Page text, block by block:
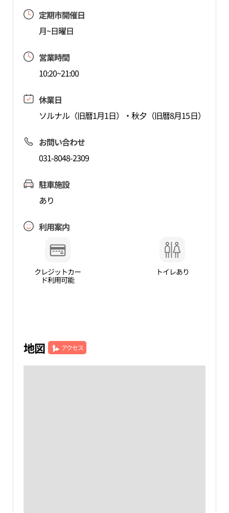
定期市開催日
月~日曜日
営業時間
10:20~21:00
休業日
ソルナル（旧暦1月1日）・秋夕（旧暦8月15日）
お問い合わせ
031-8048-2309
駐車施設
あり
利用案内
クレジットカー
ド利用可能
トイレあり
地図 アクセス